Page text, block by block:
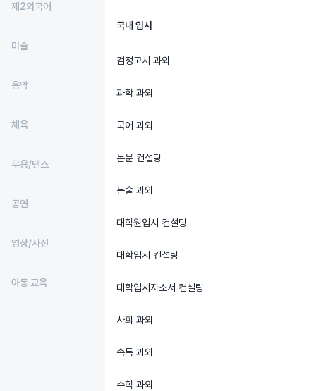
제2외국어
미술
음악
체육
무용/댄스
공연
영상/사진
아동 교육
국내 입시
검정고시 과외
과학 과외
국어 과외
논문 컨설팅
논술 과외
대학원입시 컨설팅
대학입시 컨설팅
대학입시자소서 컨설팅
사회 과외
속독 과외
수학 과외